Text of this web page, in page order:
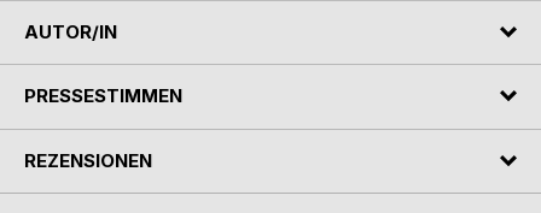
AUTOR/IN
PRESSESTIMMEN
REZENSIONEN